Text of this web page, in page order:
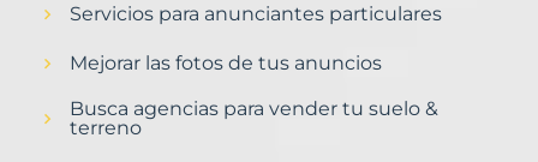
Servicios para anunciantes particulares
Mejorar las fotos de tus anuncios
Busca agencias para vender tu suelo &
terreno